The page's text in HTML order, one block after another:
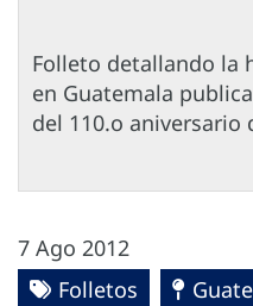
Folleto detallando la
en Guatemala
del 110.o aniversario
7 Ago 2012
Folletos